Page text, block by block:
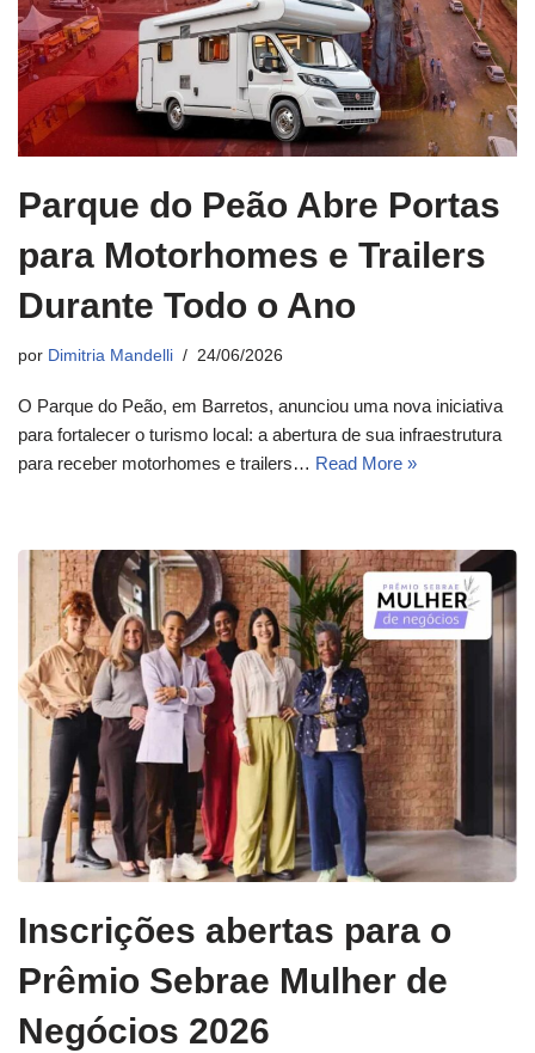
Parque do Peão Abre Portas
para Motorhomes e Trailers
Durante Todo o Ano
por Dimitria Mandelli 24/06/2026
O Parque do Peão, em Barretos, anunciou uma nova iniciativa
para fortalecer o turismo local: a abertura de sua infraestrutura
para receber motorhomes e trailers… Read More »
Inscrições abertas para o
Prêmio Sebrae Mulher de
Negócios 2026